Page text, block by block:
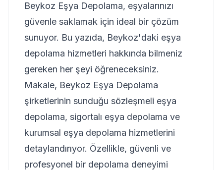
Beykoz Eşya Depolama, eşyalarınızı
güvenle saklamak için ideal bir çözüm
sunuyor. Bu yazıda, Beykoz'daki eşya
depolama hizmetleri hakkında bilmeniz
gereken her şeyi öğreneceksiniz.
Makale, Beykoz Eşya Depolama
şirketlerinin sunduğu sözleşmeli eşya
depolama, sigortalı eşya depolama ve
kurumsal eşya depolama hizmetlerini
detaylandırıyor. Özellikle, güvenli ve
profesyonel bir depolama deneyimi